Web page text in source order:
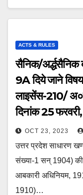
ACTS & RULES
सैनिक/
9A दिये जाने
लाइसेंस-210/
दिनांक 25
OCT 23, 2023
उत्तर प्रदेश साधारण
संख्या-1 सन् 1904) की
आबकारी अधिनियम,
1910)…